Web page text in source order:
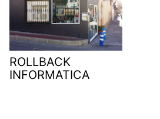
ROLLBACK
INFORMATICA